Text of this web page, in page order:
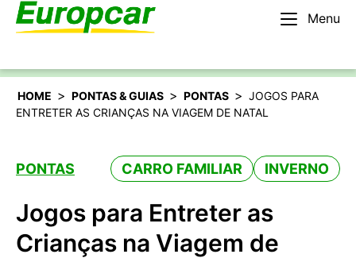
Menu
Português
HOME > PONTAS & GUIAS > PONTAS > JOGOS PARA
ENTRETER AS CRIANÇAS NA VIAGEM DE NATAL
PONTAS CARRO FAMILIAR INVERNO
Jogos para Entreter as
Crianças na Viagem de